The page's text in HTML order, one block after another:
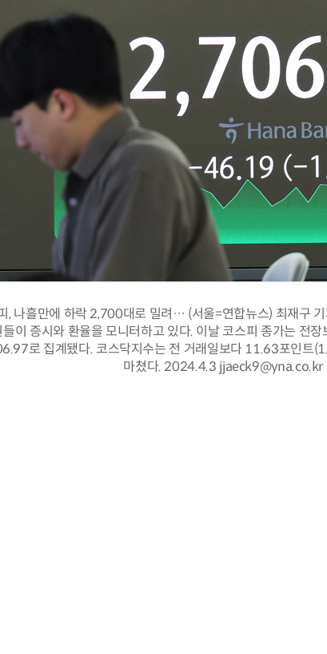
, 나흘만에 하락 2,700대로 밀려… (서울=연합뉴스) 최재구
들이 증시와 환율을 모니터하고 있다. 이날 코스피 종가는 전
로 집계됐다. 코스닥지수는 전 거래일보다 11.63포인트
마쳤다. 2024.4.3 jjaeck9@yna.co.kr